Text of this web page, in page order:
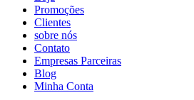
Promoções
Clientes
sobre nós
Contato
Empresas Parceiras
Blog
Minha Conta